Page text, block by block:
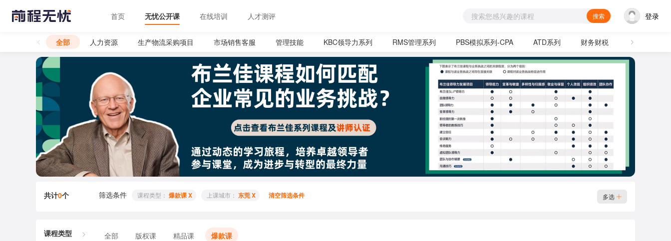
首页 无忧公开课 在线培训 人才测评 搜索 登录
全部 人力资源 生产物流采购项目 市场销售客服 管理技能 KBC领导力系列 RMS管理系列 PBS模拟系列-CPA ATD系列 财务财税 通用技能
共计0个 筛选条件 课程类型： 爆款课 X 上课城市： 东莞 X 清空筛选条件 多选
课程类型 全部 版权课 精品课 爆款课